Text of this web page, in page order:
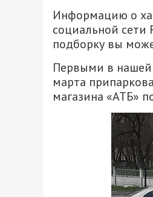
Информацию о
социальной сети
подборку вы
Первыми в нашей
марта
магазина «АТБ»